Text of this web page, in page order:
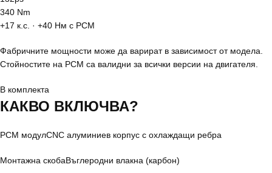
340 Nm
+17 к.с. · +40 Нм с PCM
Фабричните мощности може да варират в зависимост от модела.
Стойностите на PCM са валидни за всички версии на двигателя.
В комплекта
КАКВО ВКЛЮЧВА?
PCM модулCNC алуминиев корпус с охлаждащи ребра
Монтажна скобаВъглеродни влакна (карбон)